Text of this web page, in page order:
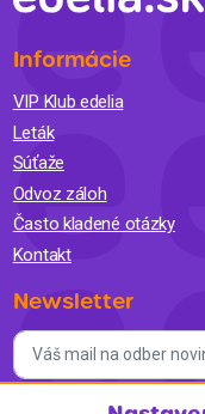
Informácie
VIP Klub edelia
Leták
Súťaže
Odvoz záloh
Často kladené otázky
Kontakt
Newsletter